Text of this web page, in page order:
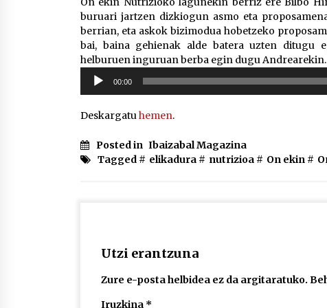
buruari jartzen dizkiogun asmo eta
berrian, eta askok bizimodua hobetzeko
bai, baina gehienak alde batera uzten ditugu
helburuen inguruan berba egin dugu Andrearekin.
Soinu
erreproduzigailua
00:00
Deskargatuhemen.
Posted in Ibaizabal Magazina
Tagged # elikadura # nutrizioa # On ekin #
Utzi erantzuna
Zure e-posta helbidea ez da argitaratuko.
Iruzkina *